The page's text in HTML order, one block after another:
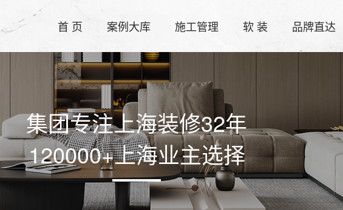
首 页 案例大库 施工管理 软 装 品牌直达
集团专注上海装修32年
120000+上海业主选择